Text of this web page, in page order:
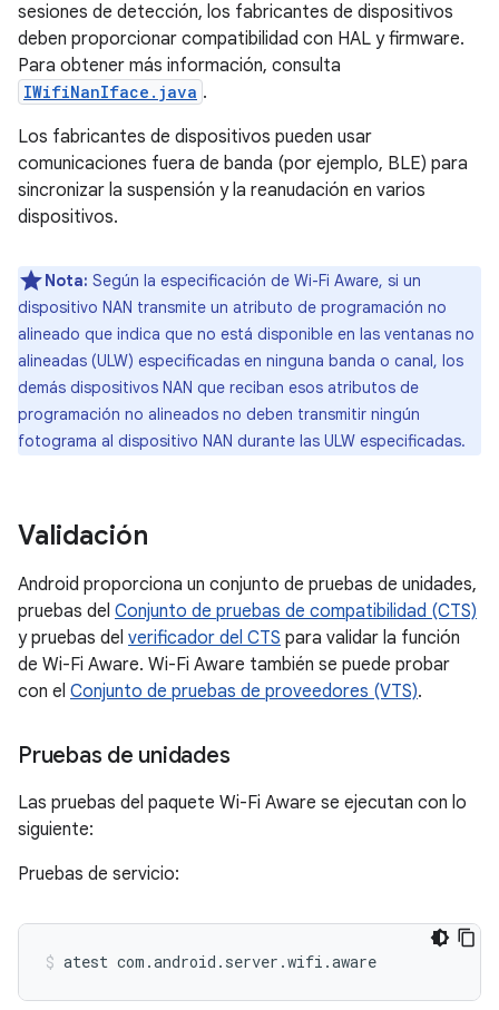
sesiones de detección, los fabricantes de dispositivos
deben proporcionar compatibilidad con HAL y firmware.
Para obtener más información, consulta
IWifiNanIface.java .
Los fabricantes de dispositivos pueden usar
comunicaciones fuera de banda (por ejemplo, BLE) para
sincronizar la suspensión y la reanudación en varios
dispositivos.
Nota: Según la especificación de Wi-Fi Aware, si un
dispositivo NAN transmite un atributo de programación no
alineado que indica que no está disponible en las ventanas no
alineadas (ULW) especificadas en ninguna banda o canal, los
demás dispositivos NAN que reciban esos atributos de
programación no alineados no deben transmitir ningún
fotograma al dispositivo NAN durante las ULW especificadas.
Validación
Android proporciona un conjunto de pruebas de unidades,
pruebas del Conjunto de pruebas de compatibilidad (CTS)
y pruebas del verificador del CTS para validar la función
de Wi-Fi Aware. Wi-Fi Aware también se puede probar
con el Conjunto de pruebas de proveedores (VTS).
Pruebas de unidades
Las pruebas del paquete Wi-Fi Aware se ejecutan con lo
siguiente:
Pruebas de servicio:
atest com.android.server.wifi.aware